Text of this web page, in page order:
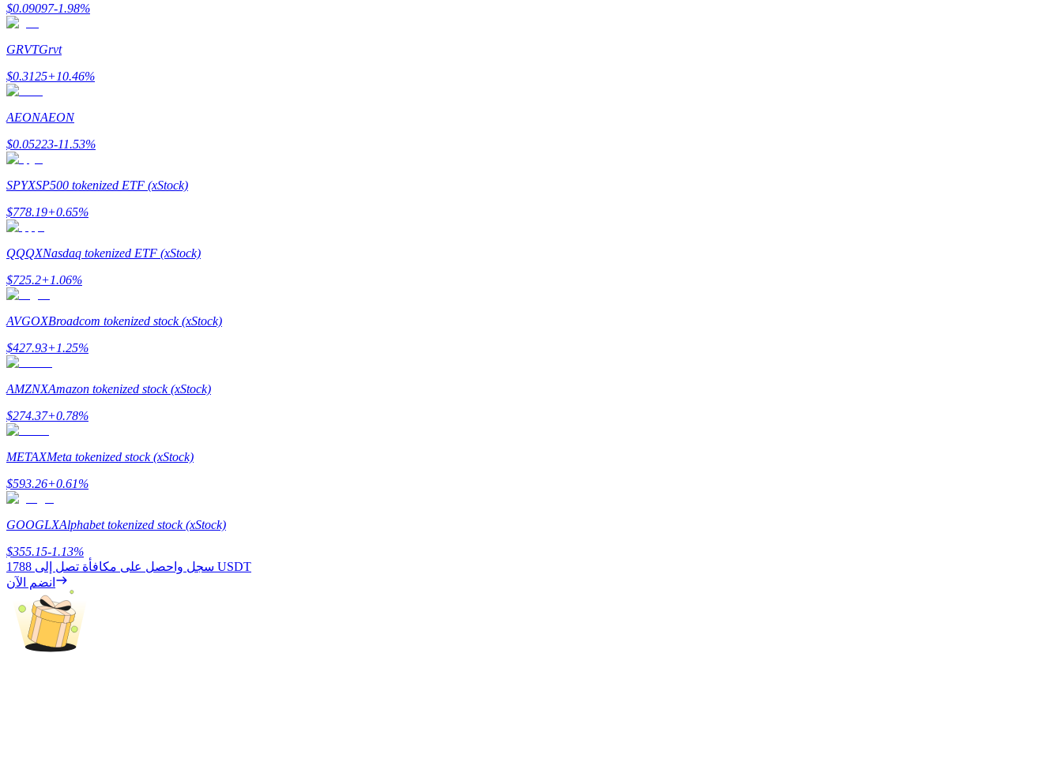
كن متداول نسخ
استمتع بتقاسم الأرباح وعمولات نسخ التداول
دليل المبتدئين للعقود الآجلة
استراتيجيات التداول
تعلم كيفية البقاء مربحة
$0.09097-1.98%
GRVTGrvt
$0.3125+10.46%
AEONAEON
$0.05223-11.53%
SPYXSP500 tokenized ETF (xStock)
$778.19+0.65%
QQQXNasdaq tokenized ETF (xStock)
$725.2+1.06%
AVGOXBroadcom tokenized stock (xStock)
$427.93+1.25%
AMZNXAmazon tokenized stock (xStock)
$274.37+0.78%
METAXMeta tokenized stock (xStock)
$593.26+0.61%
GOOGLXAlphabet tokenized stock (xStock)
$355.15-1.13%
سجل واحصل على مكافأة تصل إلى 1788 USDT
انضم الآن